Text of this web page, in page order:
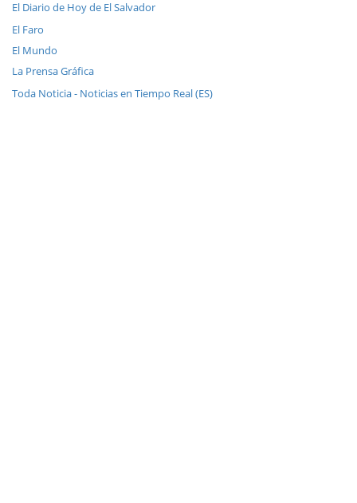
El Diario de Hoy de El Salvador
El Faro
El Mundo
La Prensa Gráfica
Toda Noticia - Noticias en Tiempo Real (ES)